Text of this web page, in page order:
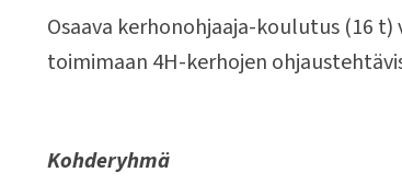
Osaava kerhonohjaaja-koulutus (16
toimimaan 4H-kerhojen
Kohderyhmä